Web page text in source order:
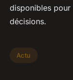
disponibles pour
décisions.
Actu